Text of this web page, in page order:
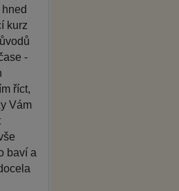
kurz
-
říct,
Vám
baví a